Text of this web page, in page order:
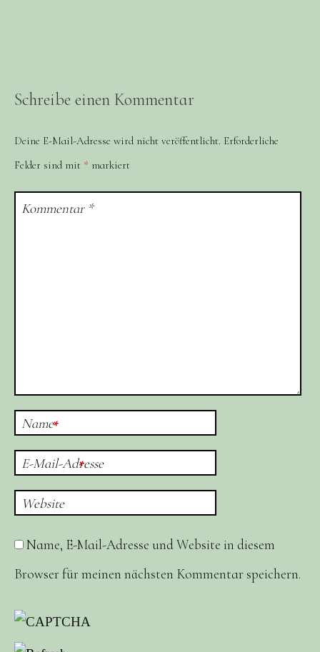
Schreibe einen Kommentar
Deine E-Mail-Adresse wird nicht veröffentlicht. Erforderliche
Felder sind mit * markiert
Kommentar *
Name*
E-Mail-Adresse
*
Website
Name, E-Mail-Adresse und Website in diesem
Browser für meinen nächsten Kommentar speichern.